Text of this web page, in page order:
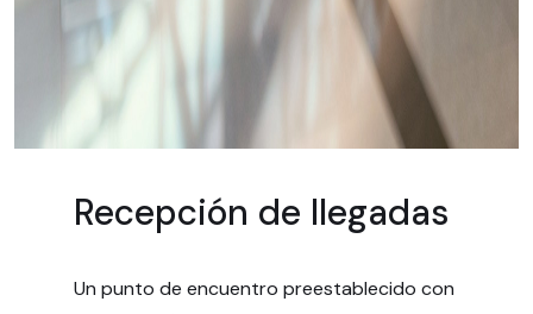
Recepción de llegadas
Un punto de encuentro preestablecido con